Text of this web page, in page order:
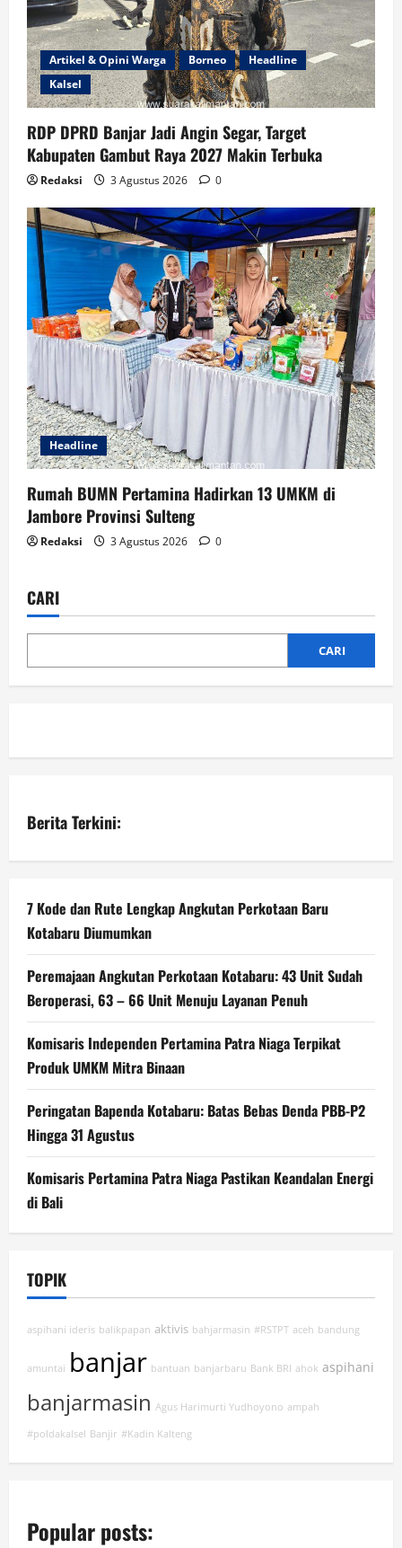
Artikel & Opini Warga Borneo
Headline
Kalsel
RDP DPRD Banjar Jadi Angin Segar, Target
Kabupaten Gambut Raya 2027 Makin Terbuka
Redaksi 3 Agustus 2026 0
Headline
Rumah BUMN Pertamina Hadirkan 13 UMKM di
Jambore Provinsi Sulteng
Redaksi 3 Agustus 2026 0
CARI
CARI
Berita Terkini:
7 Kode dan Rute Lengkap Angkutan Perkotaan Baru
Kotabaru Diumumkan
Peremajaan Angkutan Perkotaan Kotabaru: 43 Unit Sudah
Beroperasi, 63 – 66 Unit Menuju Layanan Penuh
Komisaris Independen Pertamina Patra Niaga Terpikat
Produk UMKM Mitra Binaan
Peringatan Bapenda Kotabaru: Batas Bebas Denda PBB-P2
Hingga 31 Agustus
Komisaris Pertamina Patra Niaga Pastikan Keandalan Energi
di Bali
TOPIK
aspihani ideris balikpapan aktivis bahjarmasin #RSTPT aceh bandung
amuntai banjar bantuan banjarbaru Bank BRI ahok aspihani
banjarmasin Agus Harimurti Yudhoyono ampah
#poldakalsel Banjir #Kadin Kalteng
Popular posts: